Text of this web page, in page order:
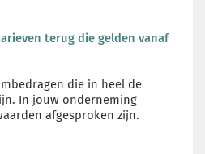
terug die gelden vanaf
die in heel de
In jouw onderneming
afgesproken zijn.